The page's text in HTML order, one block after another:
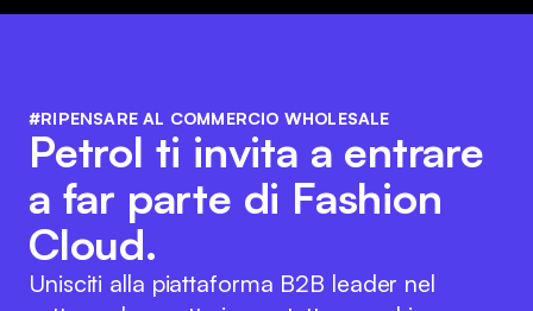
#RIPENSARE AL COMMERCIO WHOLESALE
Petrol ti invita a entrare
a far parte di Fashion
Cloud.
Unisciti alla piattaforma B2B leader nel